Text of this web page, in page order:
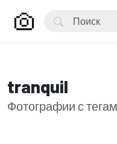
tranquil
Фотографии с